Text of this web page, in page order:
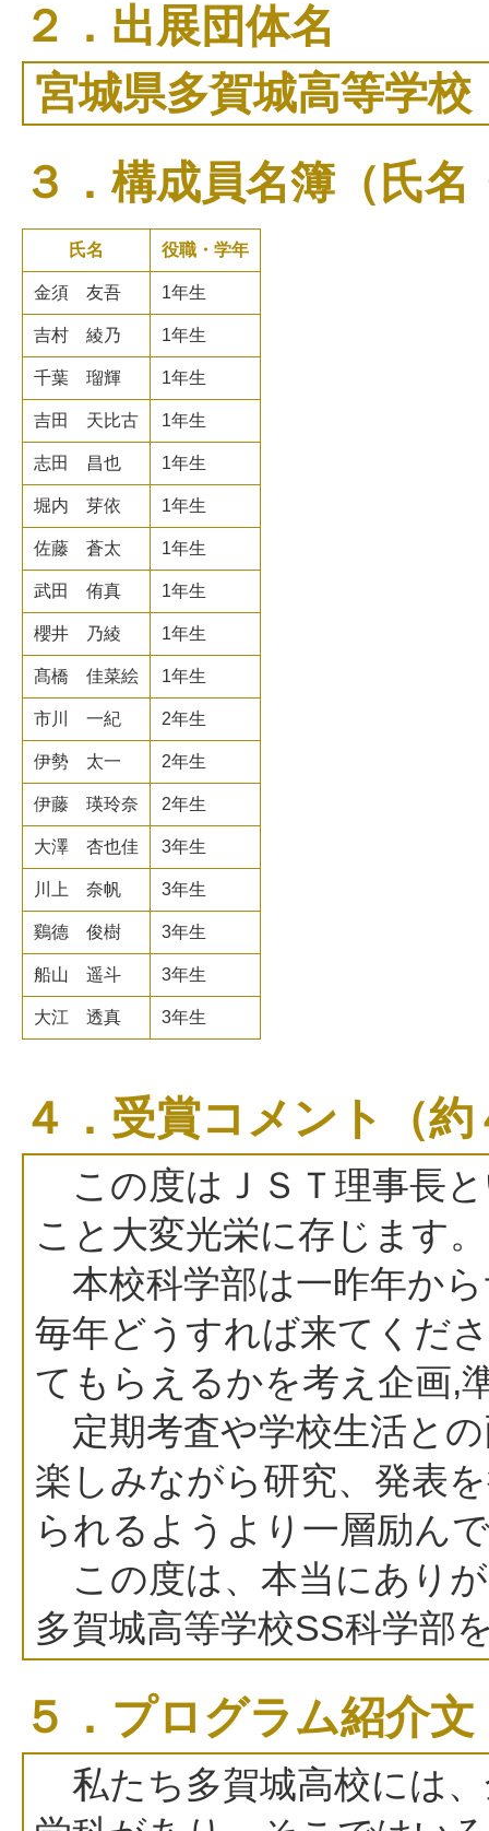
２．出展団体名
宮城県多賀城高等学
３．構成員名簿（氏名
氏名 役職・学年
金須 友吾 1年生
吉村 綾乃 1年生
千葉 瑠輝 1年生
吉田 天比古 1年生
志田 昌也 1年生
堀内 芽依 1年生
佐藤 蒼太 1年生
武田 侑真 1年生
櫻井 乃綾 1年生
髙橋 佳菜絵 1年生
市川 一紀 2年生
伊勢 太一 2年生
伊藤 瑛玲奈 2年生
大澤 杏也佳 3年生
川上 奈帆 3年生
鷄德 俊樹 3年生
船山 遥斗 3年生
大江 透真 3年生
４．受賞コメント（
この度はＪＳＴ理事長
こと大変光栄に存じます。
本校科学部は一昨年か
毎年どうすれば来てくだ
てもらえるかを考え企画,
定期考査や学校生活と
楽しみながら研究、発表
られるようより一層励ん
この度は、本当にあり
多賀城高等学校SS科学部
５．プログラム紹介文
私たち多賀城高校には